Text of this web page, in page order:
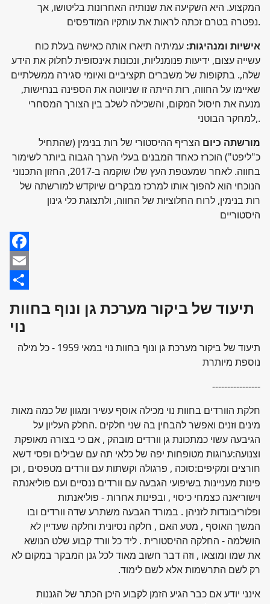
המקצוע. היא השקיעה את שנותיה האחרונות בליטושו, אך
נפטרה בטרם זכתה לראות את עותקיו המודפסים.
אישיות ומנהיגות: עמיתיה תיארו אותה כאישה בעלת כוח
עשייה עצום, ידיעות פנומנליות, ונכונות אינסופית לחלוק את הידע
שלה,. בתקופות של משברים תקציביים ואיומי סגירה ממשלתיים
שאיימו על החווה, רות הייתה זו שניווטה את הספינה בנחישות,
מנעה את חיסול המקום, והשכילה לשלב בין הצורך המסחרי
למחקר הבוטני,.
מורשתה כיום הצריף ההיסטורי של רות בנימין (שהתחיל
כ"ליפט") הוכרז כאחד המבנים בעלי הערך הגבוה ביותר לשימור
בחווה. לאחר שמעטפת העץ שלו שוקמה ב-2017, החזון התכנוני
הנוכחי הוא להפוך אותו למרכז מבקרים שיוקדש למורשתה של
רות בנימין, לרוח החלוציות של החווה, ולתצוגת כלי גינון
היסטוריים
Facebook
Email
תיעוד של ביקור מערכת גן ונוף בחוות
נוי
תיעוד של ביקור מערכת גן ונוף בחוות נוי במאי 1959 - כל מילה
נוספת מיותרת
----------------
חלקת הוורדים בחוות נוי מכילה אוסף עשיר ומגוון של כמה מאות
מינים וזנים ואפשר להבחין בה שני חלקים .החלק העליון על
הגיבעה עשוי כמתכונת גן וורדים מובהק , אם כי בצורה מאופקת
וצנועה:ערוגות מטופחות יפה של כלאי תה עם שבילים ופסי דשא
חורצים ומקיפים:סוכה , פרגולה וקשתות עם וורדים מטפסים , וכן
פינות מעניינות בשיפועי הגבעה עם וורדים ננסיים ועם פוליאנתה
וישוריאנה כצמחי כיסוי , ובפינות אחרות - פוליאנתות
ופלוריבונדות לזניהן . במורד הגבעה משתרע שדה וורדים ובו
המשך האוסף , מטע האם , חלקה נסיונית וחלקה שעדיין לא
הושלמה - החלקה ההיסטורית . ליד כל וורד קבוע שלט הנושא
את שמו ומוצאו , וזה דבר חשוב מאוד לכל גנן המבקר במקום לא
רק לשם התרשמות אלא לשם לימוד.
אינני יודע אם כבר הגיע הזמן לקבוע היכן הכתר של הגננות